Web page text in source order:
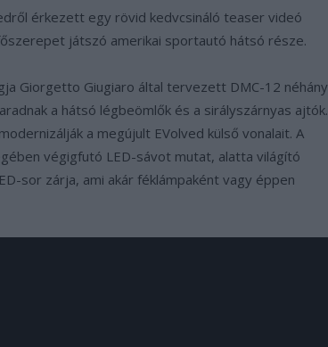
érkezett egy rövid kedvcsináló teaser videó
játszó amerikai sportautó hátsó része.
Giorgetto Giugiaro által tervezett DMC-12 néhány
a hátsó légbeömlők és a sirályszárnyas ajtók.
a megújult EVolved külső vonalait. A
végigfutó LED-sávot mutat, alatta világító
sor zárja, ami akár féklámpaként vagy éppen